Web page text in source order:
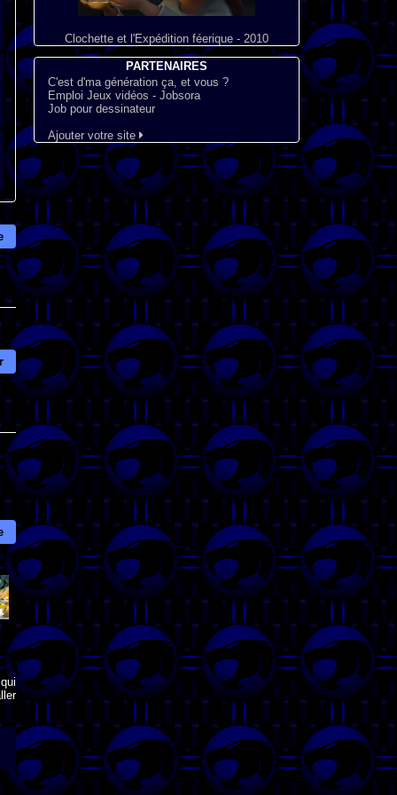
Clochette et l'Expédition féerique - 2010
PARTENAIRES
C'est d'ma génération ça, et vous ?
Emploi Jeux vidéos - Jobsora
Job pour dessinateur
Ajouter votre site